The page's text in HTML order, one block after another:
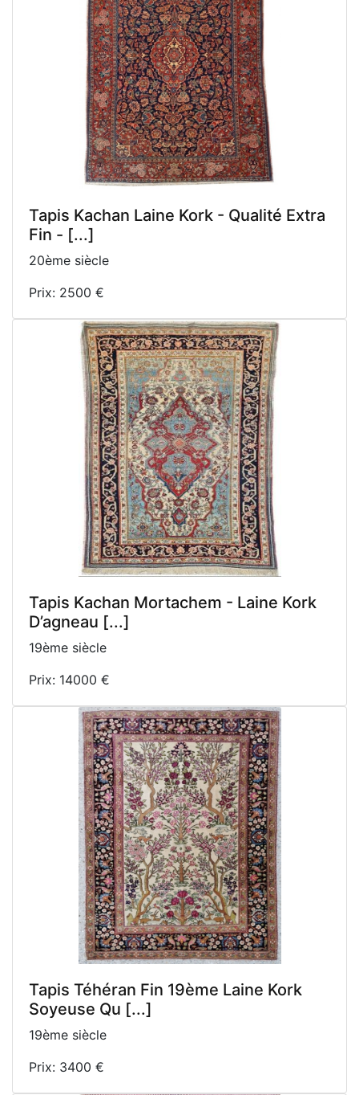
Tapis Kachan Laine Kork - Qualité Extra
Fin - [...]
20ème siècle
Prix: 2500 €
Tapis Kachan Mortachem - Laine Kork
D’agneau [...]
19ème siècle
Prix: 14000 €
Tapis Téhéran Fin 19ème Laine Kork
Soyeuse Qu [...]
19ème siècle
Prix: 3400 €